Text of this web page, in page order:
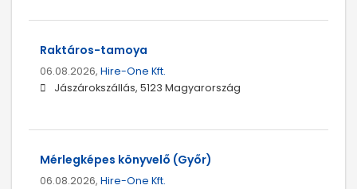
Raktáros-tamoya
06.08.2026, Hire-One Kft.
Jászárokszállás, 5123 Magyarország
Mérlegképes könyvelő (Győr)
06.08.2026, Hire-One Kft.